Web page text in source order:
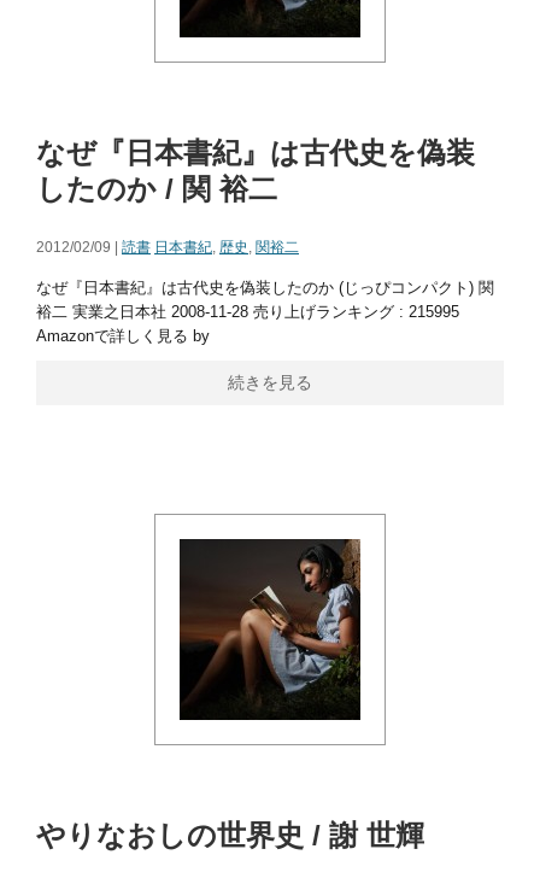
なぜ『日本書紀』は古代史を偽装
したのか / 関 裕二
2012/02/09 | 読書 日本書紀, 歴史 , 関裕二
なぜ『日本書紀』は古代史を偽装したのか (じっぴコンパクト) 関
裕二 実業之日本社 2008-11-28 売り上げランキング : 215995
Amazonで詳しく見る by
続きを見る
やりなおしの世界史 / 謝 世輝